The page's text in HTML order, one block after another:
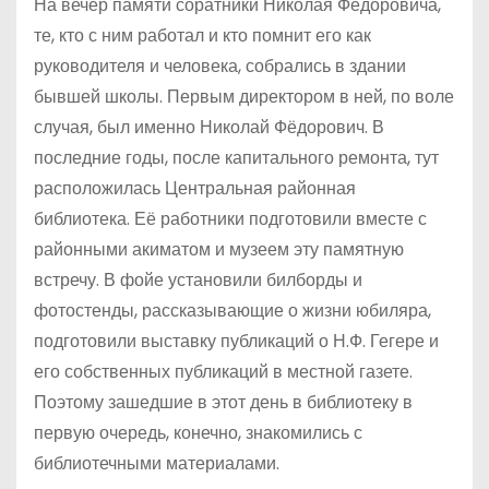
те, кто с ним работал и кто помнит его как
руководителя и человека, собрались в здании
бывшей школы. Первым директором в ней, по воле
случая, был именно Николай Фёдорович. В
последние годы, после капитального ремонта, тут
расположилась Центральная районная
библиотека. Её работники подготовили вместе с
районными акиматом и музеем эту памятную
встречу. В фойе установили билборды и
фотостенды, рассказывающие о жизни юбиляра,
подготовили выставку публикаций о Н.Ф. Гегере и
его собственных публикаций в местной газете.
Поэтому зашедшие в этот день в библиотеку в
первую очередь, конечно, знакомились с
библиотечными материалами.